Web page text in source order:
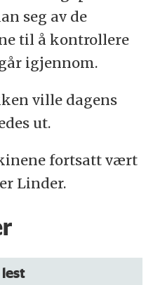
seg av de
til å kontrollere
igjennom.
ville dagens
ut.
fortsatt vært
Linder.